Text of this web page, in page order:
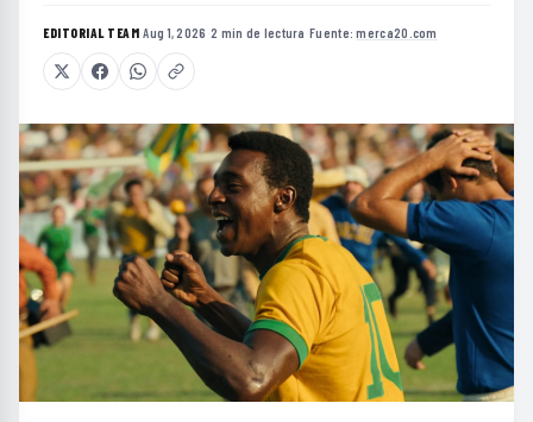
EDITORIAL TEAM·Aug 1, 2026 ·2 min de lectura ·Fuente:merca20.com